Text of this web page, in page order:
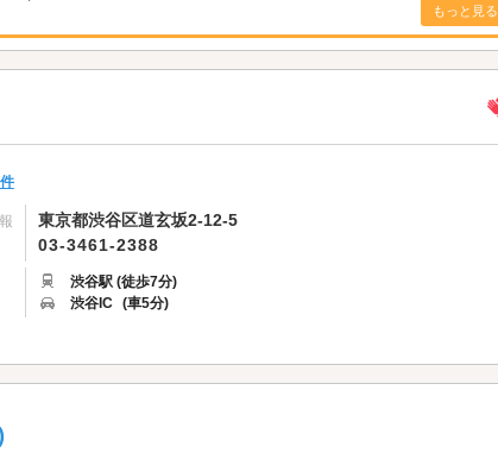
もっと見る
東京都渋谷区道玄坂2-12-5
03-3461-2388
渋谷駅 (徒歩7分)
渋谷IC (車5分)